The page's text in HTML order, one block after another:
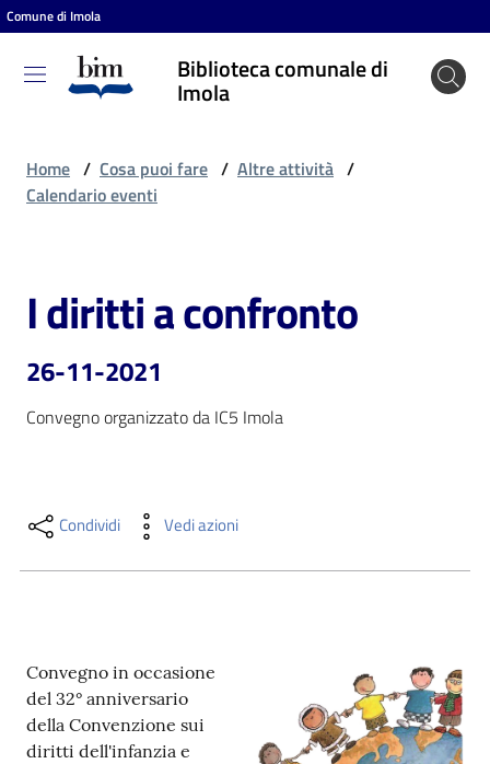
Vai al contenuto
Vai alla navigazione
Vai al footer
Comune di Imola
Biblioteca comunale di
Imola
Biblioteca
comunale
Cosa
puoi
fare
contenuti
Home / Cosa puoi fare / Altre attività /
Calendario eventi
Salta al contenuto
I diritti a confronto
26-11-2021
Convegno organizzato da IC5 Imola
Condividi Vedi azioni
Convegno in occasione
del 32° anniversario
della Convenzione sui
diritti dell'infanzia e